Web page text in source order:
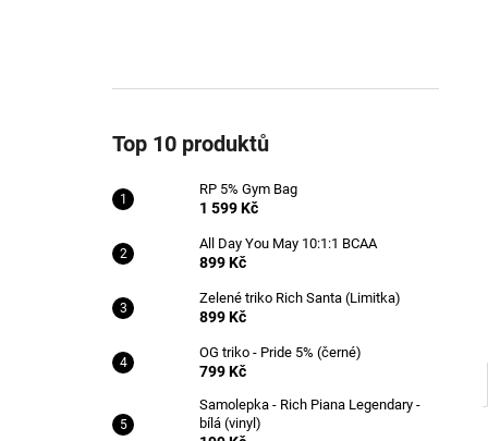
Top 10 produktů
RP 5% Gym Bag
1 599 Kč
All Day You May 10:1:1 BCAA
899 Kč
Zelené triko Rich Santa (Limitka)
899 Kč
OG triko - Pride 5% (černé)
799 Kč
Samolepka - Rich Piana Legendary -
bílá (vinyl)